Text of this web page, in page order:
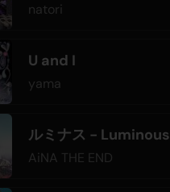
natori
U and I
yama
ルミナス - Luminous
AiNA THE END